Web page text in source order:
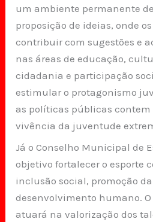
um ambiente permanente
proposição de ideias, onde
contribuir com sugestões e
nas áreas de educação,
cidadania e participação
estimular o protagonismo
as políticas públicas contem
vivência da juventude
Já o Conselho Municipal de
objetivo fortalecer o esporte
inclusão social, promoção
desenvolvimento humano.
atuará na valorização dos